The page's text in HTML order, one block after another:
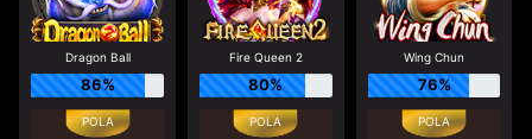
Dragon Ball
86%
Fire Queen 2
80%
Wing Chun
76%